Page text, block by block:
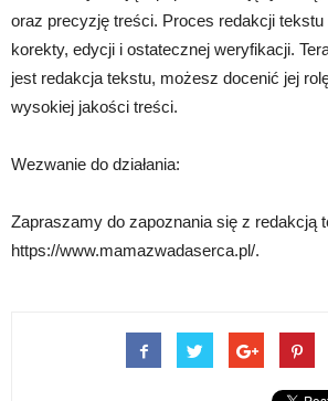
oraz precyzję treści. Proces redakcji tekstu
korekty, edycji i ostatecznej weryfikacji.
jest redakcja tekstu, możesz docenić jej
wysokiej jakości treści.
Wezwanie do działania:
Zapraszamy do zapoznania się z redakcją
https://www.mamazwadaserca.pl/.